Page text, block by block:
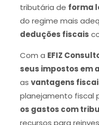
tributária de forma
do regime mais
deduções fiscais
Com a EFIZ
seus impostos em
as vantagens
planejamento fiscal
os gastos com
recursos para